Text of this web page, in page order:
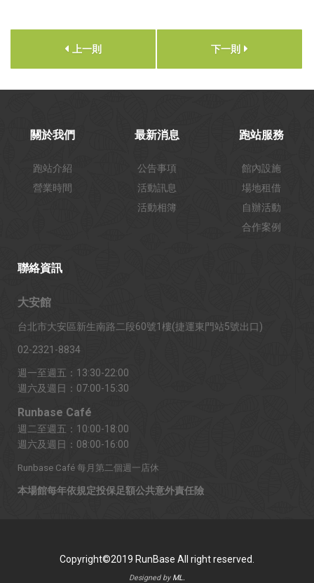
上一則 下一則
關於我們
跑站介紹
營業時間
最新消息
公告事項
活動訊息
活動相簿
跑站服務
館內設施
場地租借
自辦活動
合作案例
聯絡資訊
大安館
台北市大安區新生南路二段60號1樓(捷運東門站5號出口)
02-2321-8834
週一至週五：13:30-22:00
週六及週日：07:00-15:30
Runbase Café
週二至週五：10:00-18:00
週六及週日：08:00-16:00
Runbase Café 每月第二個週一店休
本場館每年依規定投保足額公共意外責任險
Copyright©2019 RunBase All right reserved.
Designed by ML.